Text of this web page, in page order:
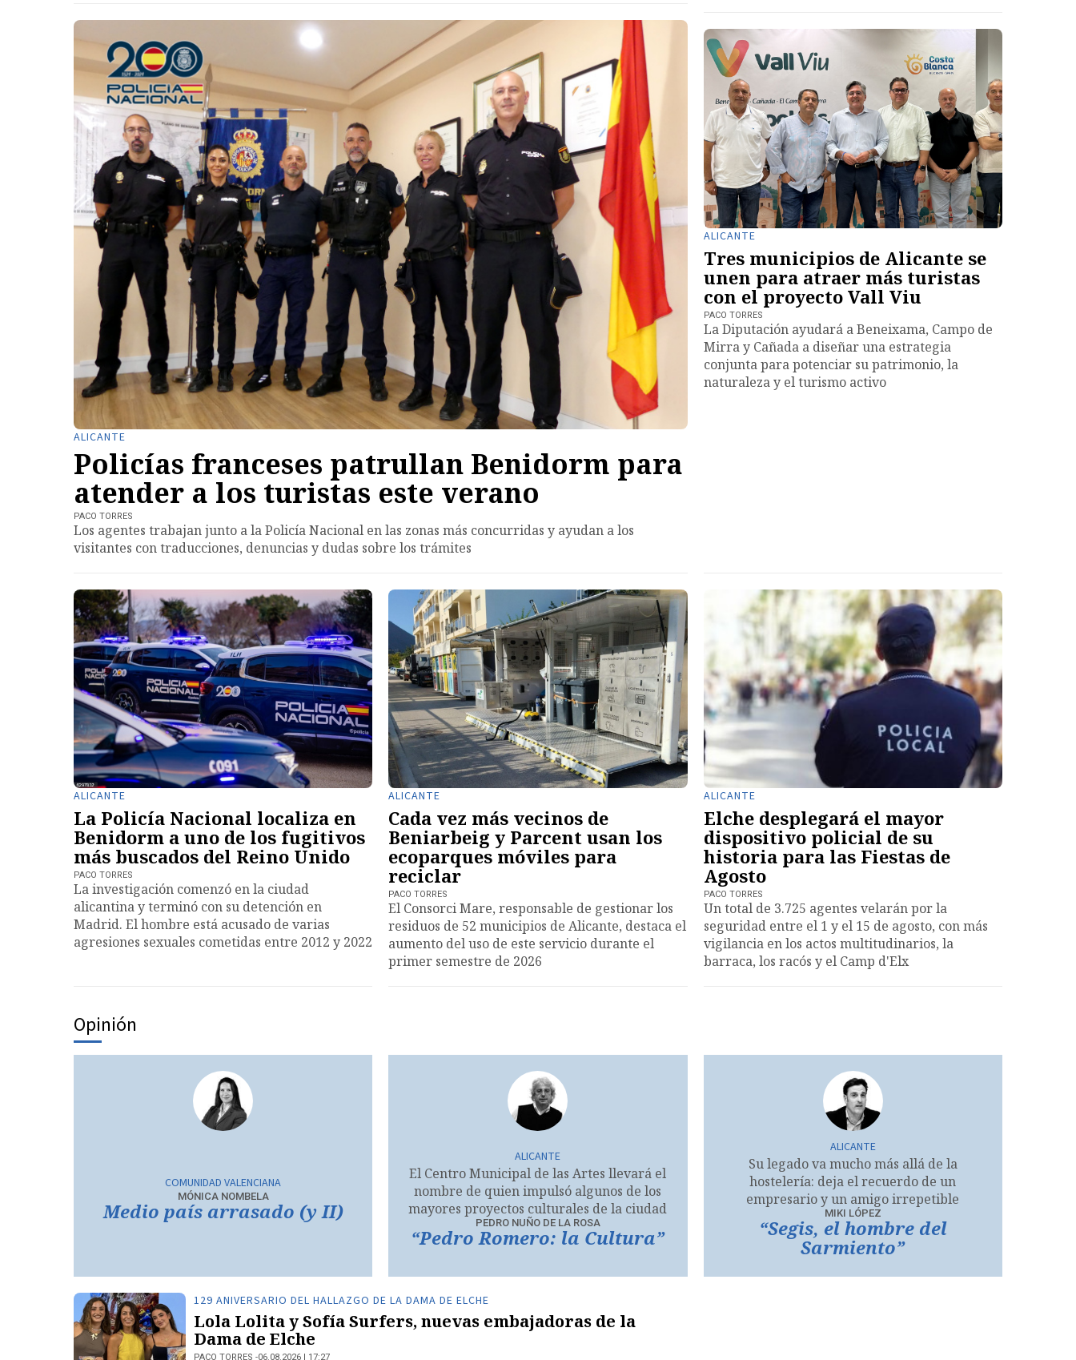
ALICANTE
Policías franceses patrullan Benidorm para
atender a los turistas este verano
PACO TORRES
Los agentes trabajan junto a la Policía Nacional en las zonas más concurridas y ayudan a los
visitantes con traducciones, denuncias y dudas sobre los trámites
ALICANTE
Tres municipios de Alicante se
unen para atraer más turistas
con el proyecto Vall Viu
PACO TORRES
La Diputación ayudará a Beneixama, Campo de
Mirra y Cañada a diseñar una estrategia
conjunta para potenciar su patrimonio, la
naturaleza y el turismo activo
ALICANTE
La Policía Nacional localiza en
Benidorm a uno de los fugitivos
más buscados del Reino Unido
PACO TORRES
La investigación comenzó en la ciudad
alicantina y terminó con su detención en
Madrid. El hombre está acusado de varias
agresiones sexuales cometidas entre 2012 y 2022
ALICANTE
Cada vez más vecinos de
Beniarbeig y Parcent usan los
ecoparques móviles para
reciclar
PACO TORRES
El Consorci Mare, responsable de gestionar los
residuos de 52 municipios de Alicante, destaca el
aumento del uso de este servicio durante el
primer semestre de 2026
ALICANTE
Elche desplegará el mayor
dispositivo policial de su
historia para las Fiestas de
Agosto
PACO TORRES
Un total de 3.725 agentes velarán por la
seguridad entre el 1 y el 15 de agosto, con más
vigilancia en los actos multitudinarios, la
barraca, los racós y el Camp d'Elx
Opinión
COMUNIDAD VALENCIANA
Medio país arrasado (y II)
MÓNICA NOMBELA
ALICANTE
“Pedro Romero: la Cultura”
PEDRO NUÑO DE LA ROSA
El Centro Municipal de las Artes llevará el
nombre de quien impulsó algunos de los
mayores proyectos culturales de la ciudad
ALICANTE
“Segis, el hombre del
Sarmiento”
MIKI LÓPEZ
Su legado va mucho más allá de la
hostelería: deja el recuerdo de un
empresario y un amigo irrepetible
129 ANIVERSARIO DEL HALLAZGO DE LA DAMA DE ELCHE
Lola Lolita y Sofía Surfers, nuevas embajadoras de la
Dama de Elche
PACO TORRES 06.08.2026 | 17:27